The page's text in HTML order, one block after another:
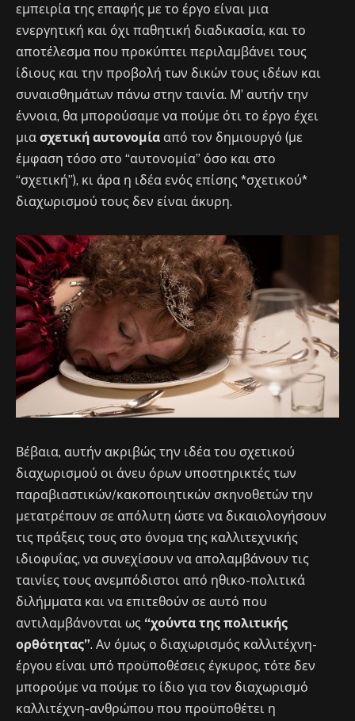
εμπειρία της επαφής με το έργο είναι μια
ενεργητική και όχι παθητική διαδικασία, και το
αποτέλεσμα που προκύπτει περιλαμβάνει τους
ίδιους και την προβολή των δικών τους ιδέων και
συναισθημάτων πάνω στην ταινία. Μ’ αυτήν την
έννοια, θα μπορούσαμε να πούμε ότι το έργο έχει
μια σχετική αυτονομία από τον δημιουργό (με
έμφαση τόσο στο “αυτονομία” όσο και στο
“σχετική”), κι άρα η ιδέα ενός επίσης *σχετικού*
διαχωρισμού τους δεν είναι άκυρη.
Βέβαια, αυτήν ακριβώς την ιδέα του σχετικού
διαχωρισμού οι άνευ όρων υποστηρικτές των
παραβιαστικών/κακοποιητικών σκηνοθετών την
μετατρέπουν σε απόλυτη ώστε να δικαιολογήσουν
τις πράξεις τους στο όνομα της καλλιτεχνικής
ιδιοφυΐας, να συνεχίσουν να απολαμβάνουν τις
ταινίες τους ανεμπόδιστοι από ηθικο-πολιτικά
διλήμματα και να επιτεθούν σε αυτό που
αντιλαμβάνονται ως “χούντα της πολιτικής
ορθότητας”. Αν όμως ο διαχωρισμός καλλιτέχνη-
έργου είναι υπό προϋποθέσεις έγκυρος, τότε δεν
μπορούμε να πούμε το ίδιο για τον διαχωρισμό
καλλιτέχνη-ανθρώπου που προϋποθέτει η